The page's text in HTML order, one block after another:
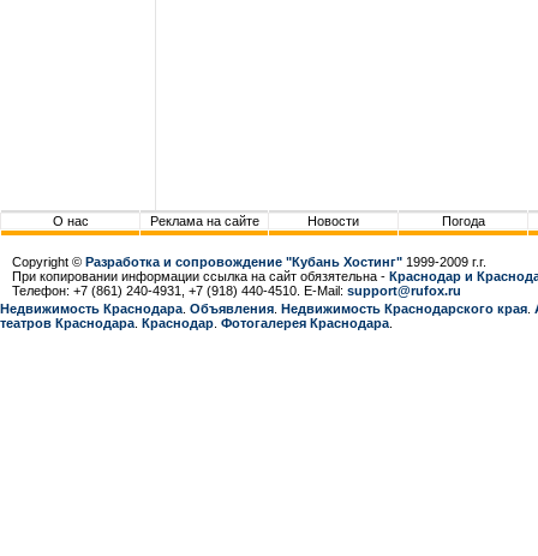
О нас Реклама на сайте Новости Погода
Copyright © Разработка и сопровождение "Кубань Хостинг" 1999-2009 г.г.
При копировании информации ссылка на сайт обязятельна - Краснодар и
Телефон: +7 (861) 240-4931, +7 (918) 440-4510. E-Mail: support@rufox.ru
Недвижимость Краснодара Объявления Недвижимость Краснодарcкого края
театров Краснодара Краснодар Фотогалерея Краснодара